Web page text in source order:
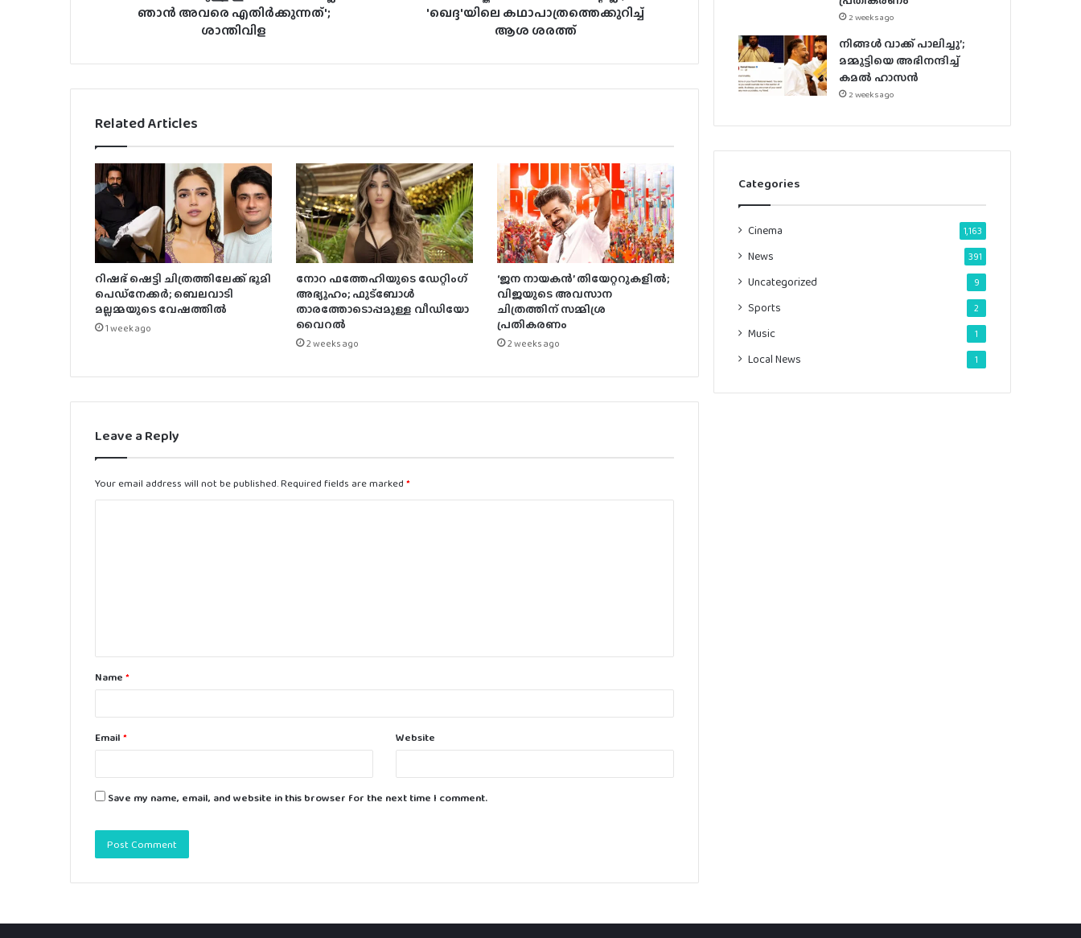
ഞാൻ അവരെ എതിർക്കുന്നത്';
ശാന്തിവിള
'ഖെദ്ദ'യിലെ കഥാപാത്രത്തെക്കുറിച്ച്
ആശ ശരത്ത്
Related Articles
റിഷഭ് ഷെട്ടി ചിത്രത്തിലേക്ക് ഭൂമി
പെഡ്‌നേക്കർ; ബെലവാടി
മല്ലമ്മയുടെ വേഷത്തിൽ
1 week ago
നോറ ഫത്തേഹിയുടെ ഡേറ്റിംഗ്
അഭ്യൂഹം; ഫുട്ബോൾ
താരത്തോടൊപ്പമുള്ള വീഡിയോ
വൈറൽ
2 weeks ago
‘ജന നായകൻ’ തിയേറ്ററുകളിൽ;
വിജയുടെ അവസാന
ചിത്രത്തിന് സമ്മിശ്ര
പ്രതികരണം
2 weeks ago
Leave a Reply
Your email address will not be published.Required fields are marked *
t
*Name *
Email * Website
Save my name, email, and website in this browser for the next time I comment.
2 weeks ago
നിങ്ങൾ വാക്ക് പാലിച്ചു’;
മമ്മൂട്ടിയെ അഭിനന്ദിച്ച്
കമൽ ഹാസൻ
2 weeks ago
Categories
Cinema 1,163
News 391
Uncategorized 9
Sports 2
Music 1
Local News 1